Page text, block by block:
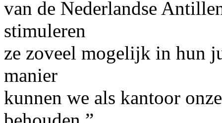
van de Nederlandse
stimuleren
ze zoveel mogelijk in hun
manier
kunnen we als kantoor